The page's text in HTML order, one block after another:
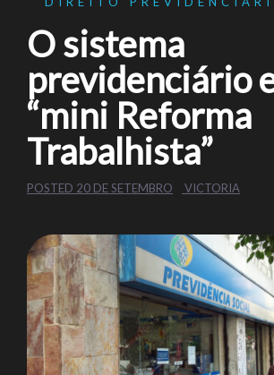
O sistema
previdenciário
“mini Reforma
Trabalhista”
POSTED 20 DE SETEMBRO VICTORIA